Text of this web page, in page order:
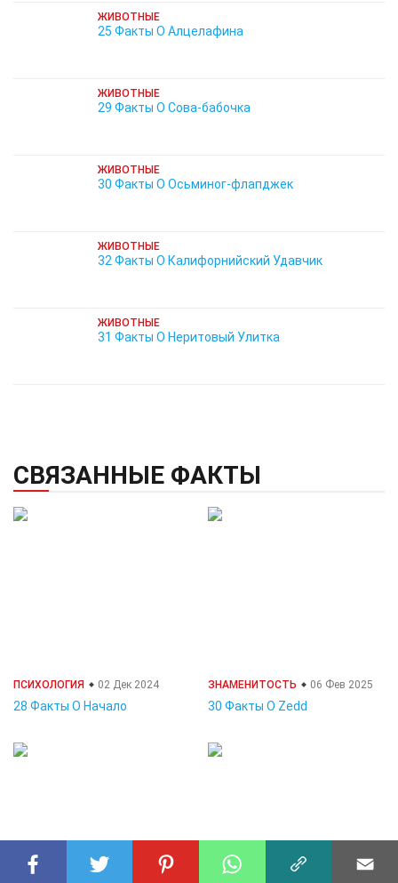
ЖИВОТНЫЕ
25 Факты О Алцелафина
ЖИВОТНЫЕ
29 Факты О Сова-бабочка
ЖИВОТНЫЕ
30 Факты О Осьминог-флапджек
ЖИВОТНЫЕ
32 Факты О Калифорнийский Удавчик
ЖИВОТНЫЕ
31 Факты О Неритовый Улитка
СВЯЗАННЫЕ ФАКТЫ
ПСИХОЛОГИЯ 02 Дек 2024
28 Факты О Начало
ЗНАМЕНИТОСТЬ 06 Фев 2025
30 Факты О Zedd